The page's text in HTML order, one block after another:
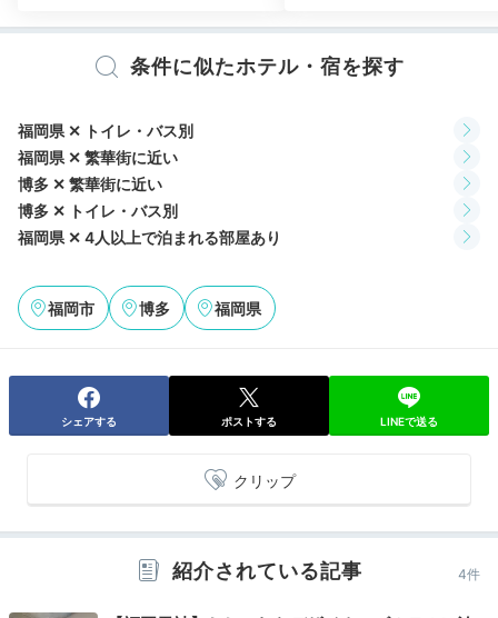
yphansiri
食後は有名な屋台街へ。屋台とホテルはすごく近いところにありま
した！私が行った時はコロナで結構閉まっていたので雰囲気だけ楽
しみました。次回また挑戦してみたいです♪
21:00
独立型のバスルームで
子供とリフレッシュ
条件に似たホテル・宿を探す
福岡県 ✕ トイレ・バス別
福岡県 ✕ 繁華街に近い
博多 ✕ 繁華街に近い
博多 ✕ トイレ・バス別
福岡県 ✕ 4人以上で泊まれる部屋あり
福岡市 博多 福岡県
シェアする ポストする LINEで送る
クリップ
紹介されている記事 4件